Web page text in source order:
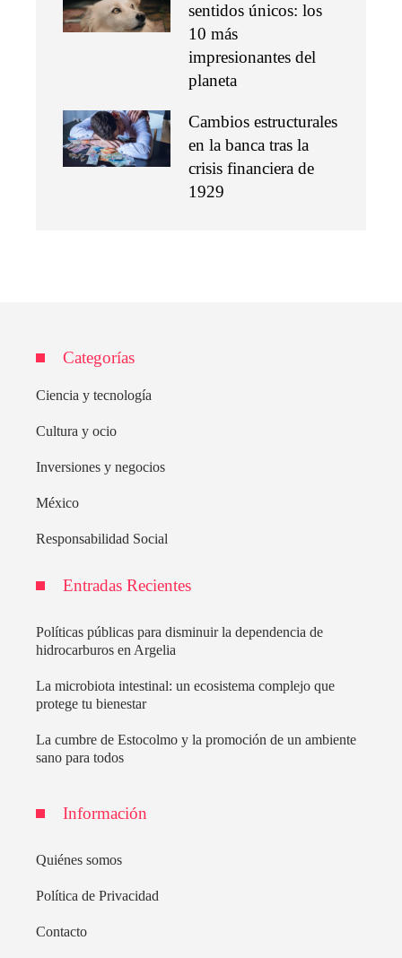
sentidos únicos: los
10 más
impresionantes del
planeta
Cambios estructurales
en la banca tras la
crisis financiera de
1929
Categorías
Ciencia y tecnología
Cultura y ocio
Inversiones y negocios
México
Responsabilidad Social
Entradas Recientes
Políticas públicas para disminuir la dependencia de
hidrocarburos en Argelia
La microbiota intestinal: un ecosistema complejo que
protege tu bienestar
La cumbre de Estocolmo y la promoción de un ambiente
sano para todos
Información
Quiénes somos
Política de Privacidad
Contacto